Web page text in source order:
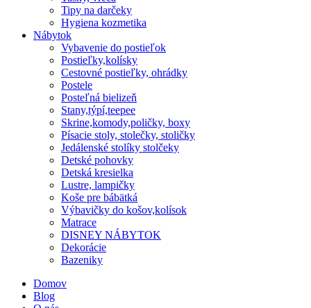
Tipy na darčeky
Hygiena kozmetika
Nábytok
Vybavenie do postieľok
Postieľky,kolísky
Cestovné postieľky, ohrádky
Postele
Posteľná bielizeň
Stany,týpí,teepee
Skrine,komody,poličky, boxy
Písacie stoly, stolečky, stoličky
Jedálenské stolíky stolčeky
Detské pohovky
Detská kresielka
Lustre, lampičky
Koše pre bábätká
Výbavičky do košov,kolísok
Matrace
DISNEY NÁBYTOK
Dekorácie
Bazeniky
Domov
Blog